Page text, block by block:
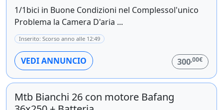
1/1bici in Buone Condizioni nel Complessol'unico
Problema la Camera D'aria ...
Inserito: Scorso anno alle 12:49
VEDI ANNUNCIO 300,00€
Mtb Bianchi 26 con motore Bafang